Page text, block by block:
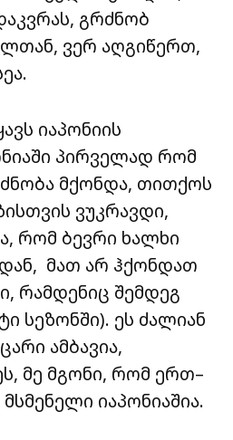
, გრძნობ
, ვერ აღგიწერთ,
.
იაპონიის
პირველად რომ
მქონდა, თითქოს
ვუკრავდი,
, რომ ბევრი ხალხი
, მათ არ ჰქონდათ
, რამდენიც შემდეგ
სეზონში). ეს ძალიან
ამბავია,
, მე მგონი, რომ ერთ–
მსმენელი იაპონიაშია.